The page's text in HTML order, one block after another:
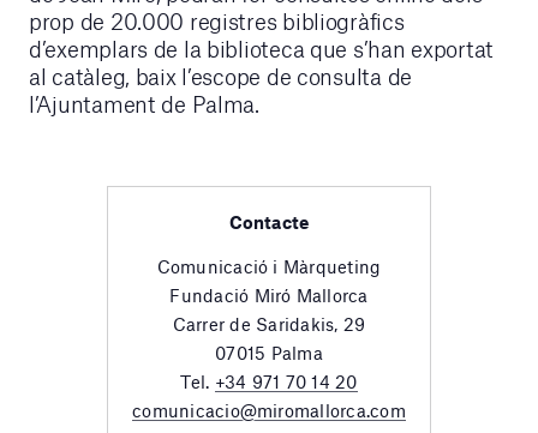
prop de 20.000 registres bibliogràfics
d’exemplars de la biblioteca que s’han exportat
al catàleg, baix l’escope de consulta de
l’Ajuntament de Palma.
Contacte
Comunicació i Màrqueting
Fundació Miró Mallorca
Carrer de Saridakis, 29
07015 Palma
Tel. +34 971 70 14 20
comunicacio@miromallorca.com